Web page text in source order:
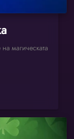
магическата